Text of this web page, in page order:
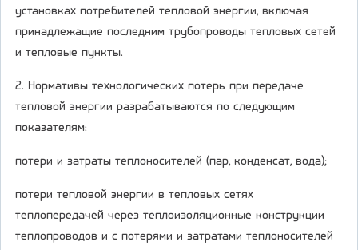
установках потребителей тепловой энергии, включая
принадлежащие последним трубопроводы тепловых сетей
и тепловые пункты.
2. Нормативы технологических потерь при передаче
тепловой энергии разрабатываются по следующим
показателям:
потери и затраты теплоносителей (пар, конденсат, вода);
потери тепловой энергии в тепловых сетях
теплопередачей через теплоизоляционные конструкции
теплопроводов и с потерями и затратами теплоносителей